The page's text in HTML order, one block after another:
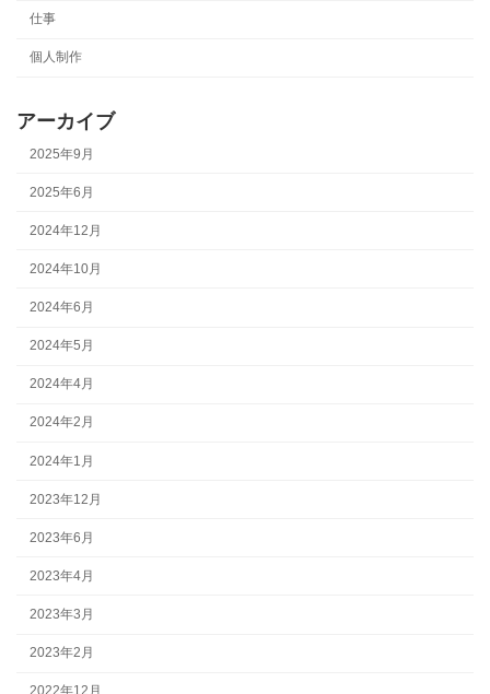
仕事
個人制作
アーカイブ
2025年9月
2025年6月
2024年12月
2024年10月
2024年6月
2024年5月
2024年4月
2024年2月
2024年1月
2023年12月
2023年6月
2023年4月
2023年3月
2023年2月